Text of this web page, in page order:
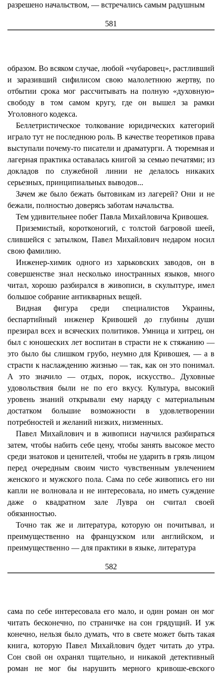
разрешено начальством, — встречались самым радушным
581
образом. Во всяком случае, любой «чубаровец», растливший
и заразивший сифилисом свою малолетнюю жертву, по
отбытии срока мог рассчитывать на полную «духовную»
свободу в том самом кругу, где он вышел за рамки
Уголовного кодекса.
Беллетристическое толкование юридических категорий
играло тут не последнюю роль. В качестве теоретиков права
выступали почему-то писатели и драматурги. А тюремная и
лагерная практика оставалась книгой за семью печатями; из
докладов по служебной линии не делалось никаких
серьезных, принципиальных выводов...
Зачем же было бежать бытовикам из лагерей? Они и не
бежали, полностью доверясь заботам начальства.
Тем удивительнее побег Павла Михайловича Кривошея.
Приземистый, коротконогий, с толстой багровой шеей,
слившейся с затылком, Павел Михайлович недаром носил
свою фамилию.
Инженер-химик одного из харьковских заводов, он в
совершенстве знал несколько иностранных языков, много
читал, хорошо разбирался в живописи, в скульптуре, имел
большое собрание антикварных вещей.
Видная фигура среди специалистов Украины,
беспартийный инженер Кривошей до глубины души
презирал всех и всяческих политиков. Умница и хитрец, он
был с юношеских лет воспитан в страсти не к стяжанию —
это было бы слишком грубо, неумно для Кривошея, — а в
страсти к наслаждению жизнью — так, как он это понимал.
А это значило — отдых, порок, искусство.. Духовные
удовольствия были не по его вкусу. Культура, высокий
уровень знаний открывали ему наряду с материальным
достатком большие возможности в удовлетворении
потребностей и желаний низких, низменных.
Павел Михайлович и в живописи научился разбираться
затем, чтобы набить себе цену, чтобы занять высокое место
среди знатоков и ценителей, чтобы не ударить в грязь лицом
перед очередным своим чисто чувственным увлечением
женского и мужского пола. Сама по себе живопись его ни
капли не волновала и не интересовала, но иметь суждение
даже о квадратном зале Лувра он считал своей
обязанностью.
Точно так же и литература, которую он почитывал, и
преимущественно на французском или английском, и
преимущественно — для практики в языке, литература
582
сама по себе интересовала его мало, и один роман он мог
читать бесконечно, по страничке на сон грядущий. И уж
конечно, нельзя было думать, что в свете может быть такая
книга, которую Павел Михайлович будет читать до утра.
Сон свой он охранял тщательно, и никакой детективный
роман не мог бы нарушить мерного кривоше-евского